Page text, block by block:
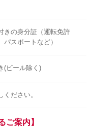
きの身分証（運転免許
スポートなど）
(ビール除く)
ださい。
ご案内】